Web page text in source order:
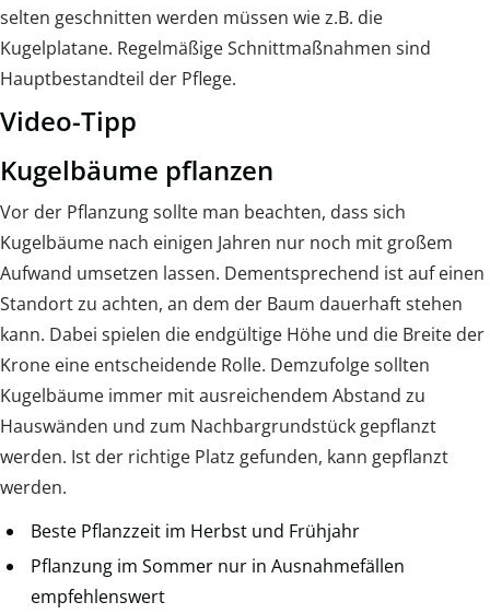
selten geschnitten werden müssen wie z.B. die
Kugelplatane. Regelmäßige Schnittmaßnahmen sind
Hauptbestandteil der Pflege.
Video-Tipp
Kugelbäume pflanzen
Vor der Pflanzung sollte man beachten, dass sich
Kugelbäume nach einigen Jahren nur noch mit großem
Aufwand umsetzen lassen. Dementsprechend ist auf einen
Standort zu achten, an dem der Baum dauerhaft stehen
kann. Dabei spielen die endgültige Höhe und die Breite der
Krone eine entscheidende Rolle. Demzufolge sollten
Kugelbäume immer mit ausreichendem Abstand zu
Hauswänden und zum Nachbargrundstück gepflanzt
werden. Ist der richtige Platz gefunden, kann gepflanzt
werden.
Beste Pflanzzeit im Herbst und Frühjahr
Pflanzung im Sommer nur in Ausnahmefällen
empfehlenswert